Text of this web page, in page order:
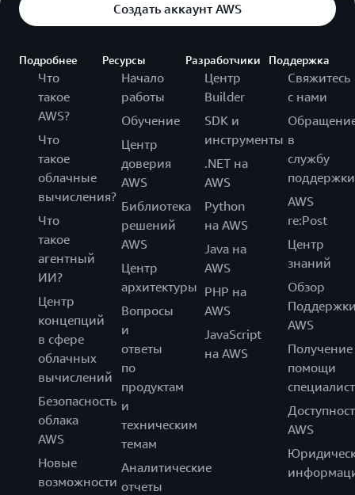
Создать аккаунт AWS
Подробнее
Что
такое
AWS?
Что
такое
облачные
вычисления?
Что
такое
агентный
ИИ?
Центр
концепций
в сфере
облачных
вычислений
Безопасность
облака
AWS
Новые
возможности
Ресурсы
Начало
работы
Обучение
Центр
доверия
AWS
Библиотека
решений
AWS
Центр
архитектуры
Вопросы
и
ответы
по
продуктам
и
техническим
темам
Аналитические
отчеты
Разработчики
Центр
Builder
SDK и
инструменты
.NET на
AWS
Python
на AWS
Java на
AWS
PHP на
AWS
JavaScript
на AWS
Поддержка
Свяжитесь
с нами
в
службу
поддержки
AWS
re:Post
Центр
знаний
Обзор
AWS
Получение
помощи
AWS